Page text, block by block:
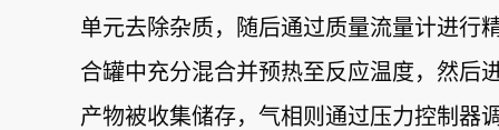
单元去除杂质，随后通过质量流量计进行
合罐中充分混合并预热至反应温度，然后
产物被收集储存，气相则通过压力控制器